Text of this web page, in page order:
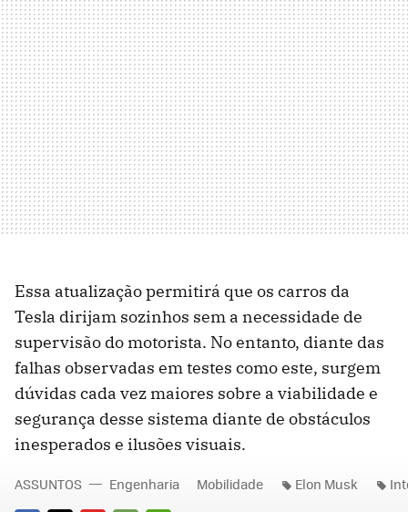
Essa atualização permitirá que os carros da
Tesla dirijam sozinhos sem a necessidade de
supervisão do motorista. No entanto, diante das
falhas observadas em testes como este, surgem
dúvidas cada vez maiores sobre a viabilidade e
segurança desse sistema diante de obstáculos
inesperados e ilusões visuais.
ASSUNTOS Engenharia Mobilidade Elon Musk